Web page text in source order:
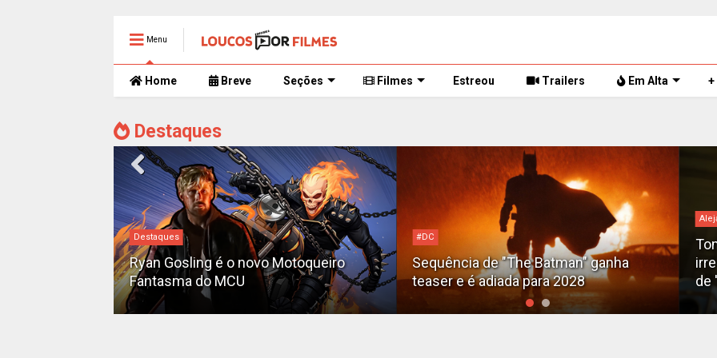
Menu
Home Breve Seções Filmes Estreou Trailers Em Alta +
Destaques
#DC
Sequência de "The Batman" ganha
teaser e é adiada para 2028
Alejandro G. Iñárritu
Tom Cruise surge totalmente
irreconhecível e calvo no trailer caótico
de 'Digger'